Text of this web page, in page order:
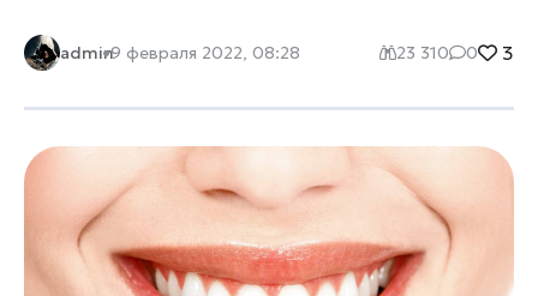
admin9 февраля 2022, 08:28 23 310 0 3